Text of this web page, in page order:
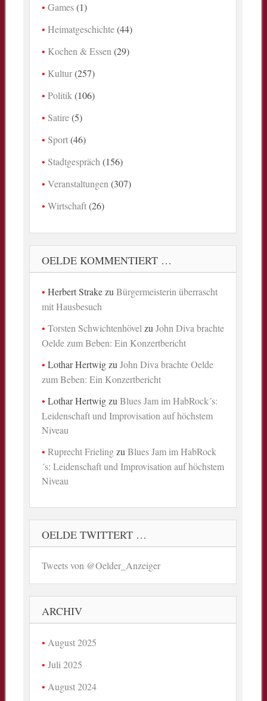
Games(1)
Heimatgeschichte(44)
Kochen & Essen (29)
Kultur(257)
Politik (106)
Satire(5)
Sport(46)
Stadtgespräch (156)
Veranstaltungen (307)
Wirtschaft(26)
OELDE KOMMENTIERT …
Herbert StrakezuBürgermeisterin überrascht
mit Hausbesuch
Torsten Schwichtenhövel zuJohn Diva brachte
Oelde zum Beben: Ein Konzertbericht
Lothar HertwigzuJohn Diva brachte Oelde
zum Beben: Ein Konzertbericht
Lothar HertwigzuBlues Jam im HabRock´s:
Leidenschaft und Improvisation auf höchstem
Niveau
Ruprecht FrielingzuBlues Jam im HabRock
´s: Leidenschaft und Improvisation auf höchstem
Niveau
OELDE TWITTERT …
Tweets von @Oelder_Anzeiger
ARCHIV
August 2025
Juli 2025
August 2024